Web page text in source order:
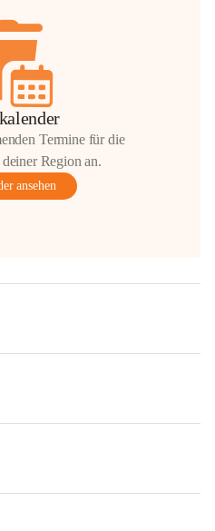
Termine für die
Region an.
ansehen